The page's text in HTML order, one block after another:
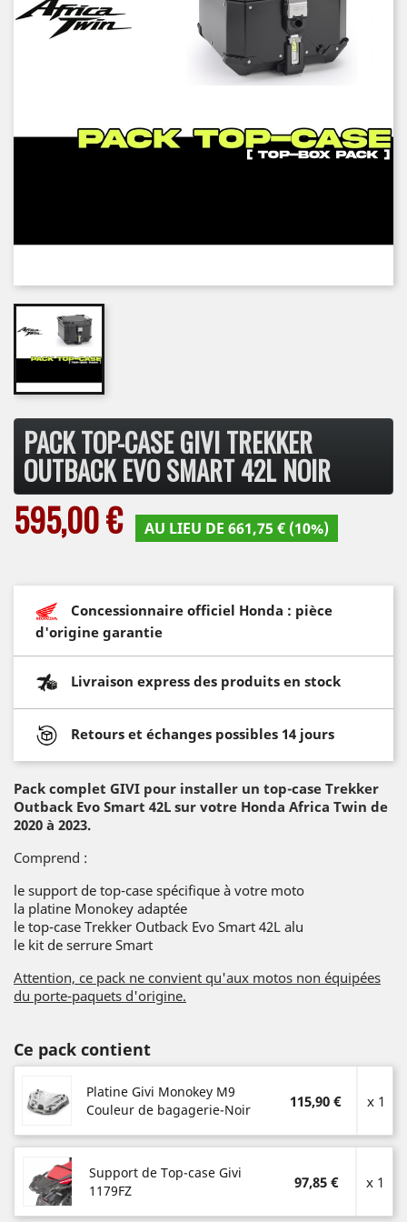
PACK TOP-CASE GIVI TREKKER
OUTBACK EVO SMART 42L NOIR
595,00 € AU LIEU DE 661,75 € (10%)
Concessionnaire officiel Honda : pièce
d'origine garantie
Livraison express des produits en stock
Retours et échanges possibles 14 jours
Pack complet GIVI pour installer un top-case Trekker
Outback Evo Smart 42L sur votre Honda Africa Twin de
2020 à 2023.
Comprend :
le support de top-case spécifique à votre moto
la platine Monokey adaptée
le top-case Trekker Outback Evo Smart 42L alu
le kit de serrure Smart
Attention, ce pack ne convient qu'aux motos non équipées
du porte-paquets d'origine.
Ce pack contient
Platine Givi Monokey M9
Couleur de bagagerie-Noir
115,90 € x 1
Support de Top-case Givi
1179FZ
97,85 € x 1